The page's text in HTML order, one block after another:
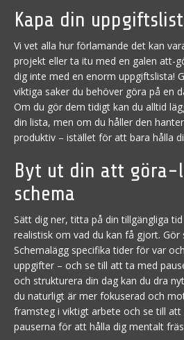
Kapa din
Vi vet alla hur förlamande det kan
projekt eller ta itu med en galen att-
dig inte med en enorm uppgiftslista!
viktiga saker du behöver göra på en
Om du gör dem tidigt kan du alltid
din lista, men om du håller den
produktiv – istället för att bara hålla
Byt ut din att
schema
Sätt dig ner, titta på din tillgängliga
realistisk om vad du kan få gjort. Gör
Schemalägg specifika tider för var
uppgifter – och se till att ta med
och strukturera din dag kan du dra
du naturligt är mer fokuserad och
framsteg i viktigt arbete och se till att
pauserna för att hålla dig mentalt